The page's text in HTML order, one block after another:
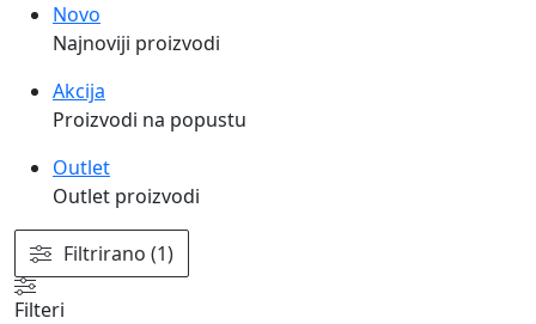
Novo
Najnoviji proizvodi
Akcija
Proizvodi na popustu
Outlet
Outlet proizvodi
Filtrirano (1)
Filteri